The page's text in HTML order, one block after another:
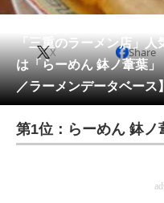
動物
会員記事
メディア
注目記事を集めた総合ペー
ITの今と未来を見通す
「三重のラーメン店」
は「らーめん 鉢ノ葦葉
／ラーメンデータベース
X Share
第1位：らーめん 鉢ノ